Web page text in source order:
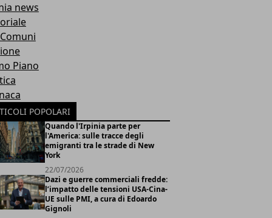
news
Piano
POPOLARI
Quando l'Irpinia parte per
l'America: sulle tracce degli
emigranti tra le strade di New
York
22/07/2026
Dazi e guerre commerciali fredde:
l’impatto delle tensioni USA-Cina-
UE sulle PMI, a cura di Edoardo
Gignoli